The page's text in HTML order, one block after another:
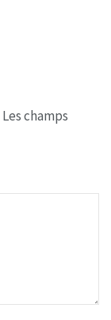
Les champs